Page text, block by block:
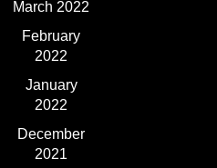
March 2022
February
2022
January
2022
December
2021